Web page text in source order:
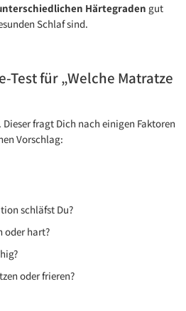
Härtegraden gut
Schlaf sind.
Test für „Welche Matratze
fragt Dich nach einigen Faktoren
Vorschlag:
schläfst Du?
oder hart?
oder frieren?